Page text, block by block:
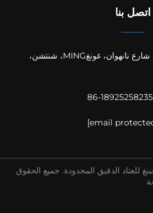
اتصل بنا
المبنى السادس، رقم 51، شارع نانهوان، غونغMING، شنتشن،
الدقيق المحدودة. جميع الحقوق